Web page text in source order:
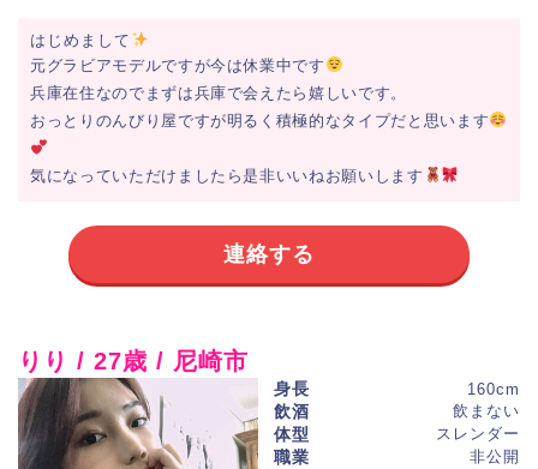
はじめまして
元グラビアモデルですが今は休業中です
兵庫在住なのでまずは兵庫で会えたら嬉しいです。
おっとりのんびり屋ですが明るく積極的なタイプだと思います
気になっていただけましたら是非いいねお願いします
連絡する
りり / 27歳 / 尼崎市
身長 160cm
飲酒 飲まない
体型 スレンダー
職業 非公開